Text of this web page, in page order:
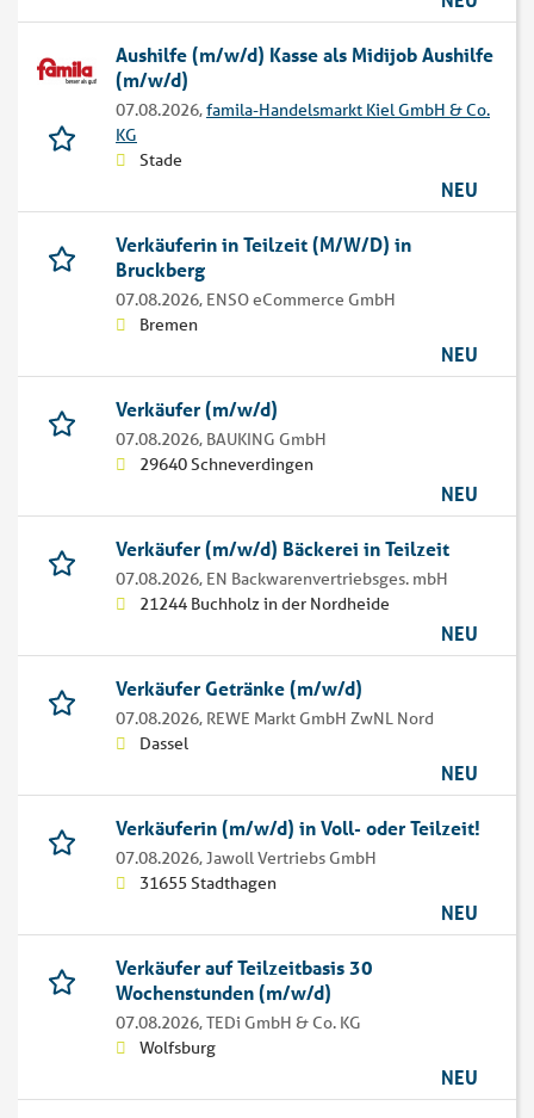
Aushilfe (m/w/d) Kasse als Midijob Aushilfe
(m/w/d)
07.08.2026,famila-Handelsmarkt Kiel GmbH & Co.
KG
Stade
NEU
Verkäuferin in Teilzeit (M/W/D) in
Bruckberg
07.08.2026, ENSO eCommerce GmbH
Bremen
NEU
Verkäufer (m/w/d)
07.08.2026, BAUKING GmbH
29640 Schneverdingen
NEU
Verkäufer (m/w/d) Bäckerei in Teilzeit
07.08.2026, EN Backwarenvertriebsges. mbH
21244 Buchholz in der Nordheide
NEU
Verkäufer Getränke (m/w/d)
07.08.2026, REWE Markt GmbH ZwNL Nord
Dassel
NEU
Verkäuferin (m/w/d) in Voll- oder Teilzeit!
07.08.2026,Jawoll Vertriebs GmbH
31655 Stadthagen
NEU
Verkäufer auf Teilzeitbasis 30
Wochenstunden (m/w/d)
07.08.2026,TEDi GmbH & Co. KG
Wolfsburg
NEU